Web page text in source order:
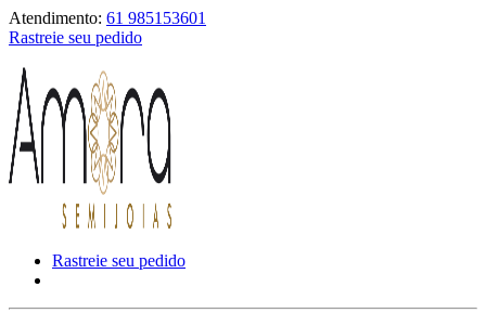
Atendimento: 61 985153601
Rastreie seu pedido
Rastreie seu pedido